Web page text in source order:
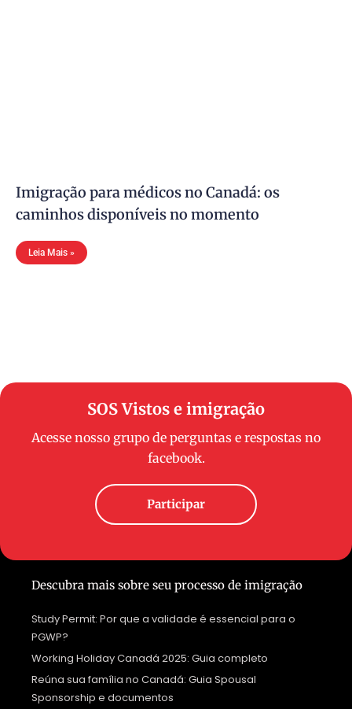
Imigração para médicos no Canadá: os
caminhos disponíveis no momento
Leia Mais »
SOS Vistos e imigração
Acesse nosso grupo de perguntas e respostas no
facebook.
Participar
Descubra mais sobre seu processo de imigração
Study Permit: Por que a validade é essencial para o
PGWP?
Working Holiday Canadá 2025: Guia completo
Reúna sua família no Canadá: Guia Spousal
Sponsorship e documentos